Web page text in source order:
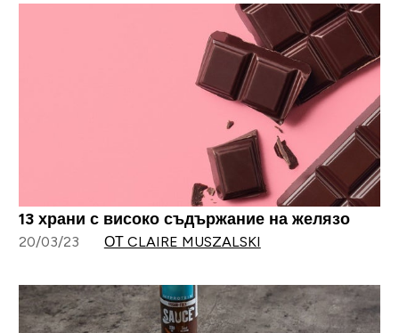
13 храни с високо съдържание на желязо
20/03/23 ОТ CLAIRE MUSZALSKI